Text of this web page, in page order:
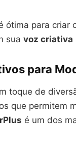
ótima para criar
sua voz criativa
para
toque de
que permitem
é um dos